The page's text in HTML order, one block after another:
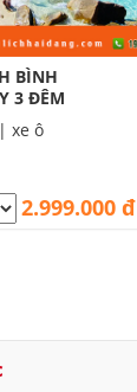
BÌNH
3 ĐÊM
xe ô
2.999.000 đ